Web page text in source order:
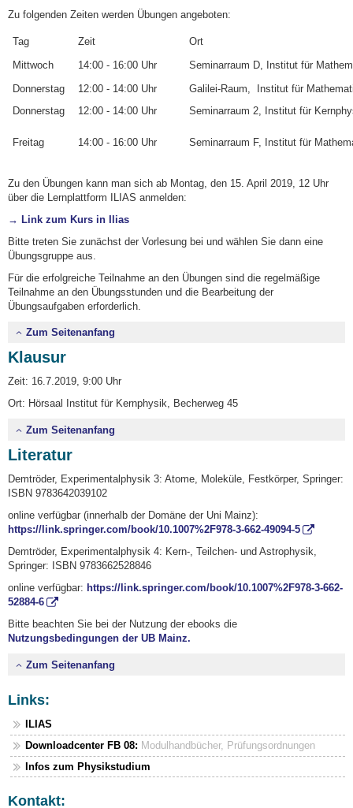
Zu folgenden Zeiten werden Übungen angeboten:
Tag Zeit
Ort
Mittwoch
14:00 - 16:00 Uhr
Seminarraum D, Institut für
Donnerstag
Donnerstag
12:00 - 14:00 Uhr
12:00 - 14:00 Uhr
Galilei-Raum, Institut für
Seminarraum 2, Institut für
Freitag 14:00 - 16:00 Uhr Seminarraum F, Institut für
Zu den Übungen kann man sich ab Montag, den 15. April 2019, 12 Uhr
über die Lernplattform ILIAS anmelden:
→ Link zum Kurs in Ilias
Bitte treten Sie zunächst der Vorlesung bei und wählen Sie dann eine
Übungsgruppe aus.
Für die erfolgreiche Teilnahme an den Übungen sind die regelmäßige
Teilnahme an den Übungsstunden und die Bearbeitung der
Übungsaufgaben erforderlich.
Zum Seitenanfang
Klausur
Zeit: 16.7.2019, 9:00 Uhr
Ort: Hörsaal Institut für Kernphysik, Becherweg 45
Zum Seitenanfang
Literatur
Demtröder, Experimentalphysik 3: Atome, Moleküle, Festkörper, Springer:
ISBN 9783642039102
online verfügbar (innerhalb der Domäne der Uni Mainz):
https://link.springer.com/book/10.1007%2F978-3-662-49094-5
Demtröder, Experimentalphysik 4: Kern-, Teilchen- und Astrophysik,
Springer: ISBN 9783662528846
online verfügbar: https://link.springer.com/book/10.1007%2F978-3-662-
52884-6
Bitte beachten Sie bei der Nutzung der ebooks die
Nutzungsbedingungen der UB Mainz.
Zum Seitenanfang
Links:
ILIAS
Downloadcenter FB 08: Modulhandbücher, Prüfungsordnungen
Infos zum Physikstudium
Kontakt: